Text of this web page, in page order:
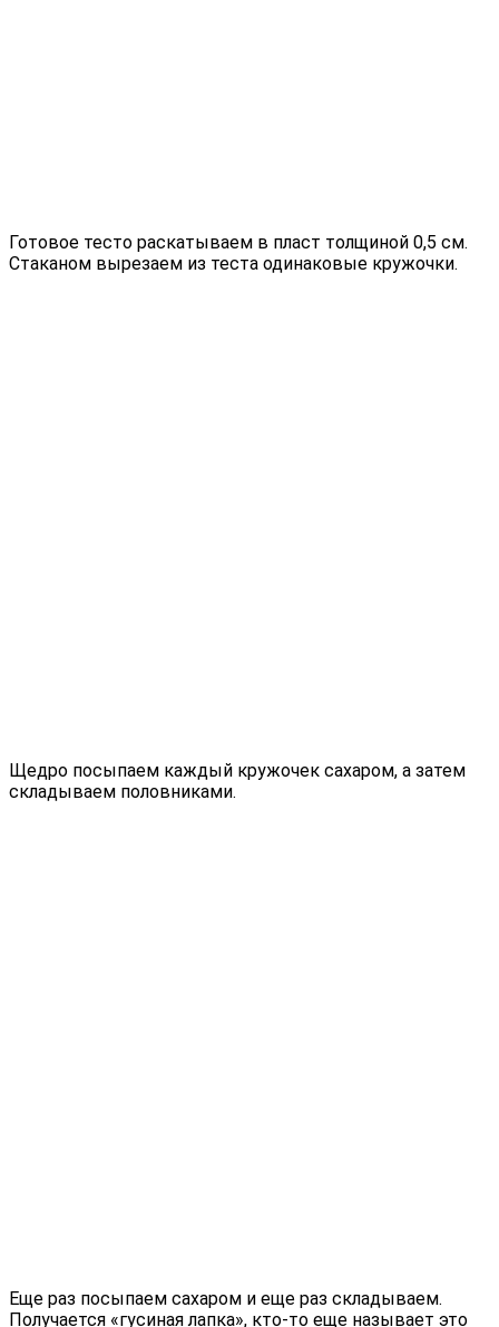
Готовое тесто раскатываем в пласт толщиной 0,5 см.
Стаканом вырезаем из теста одинаковые кружочки.
Щедро посыпаем каждый кружочек сахаром, а затем
складываем половниками.
Еще раз посыпаем сахаром и еще раз складываем.
Получается «гусиная лапка», кто-то еще называет это